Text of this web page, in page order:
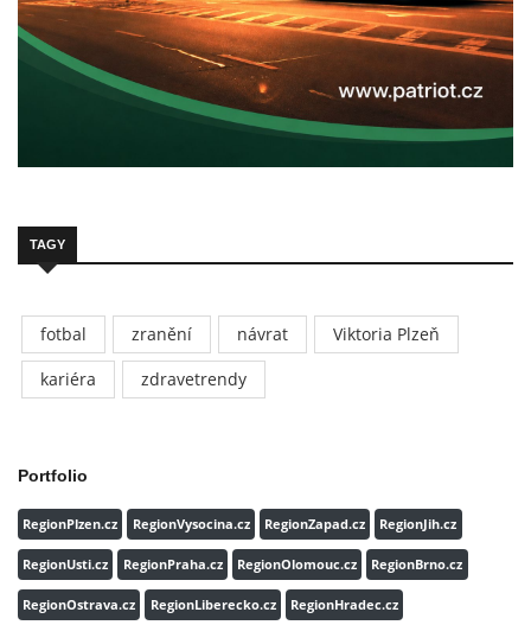
TAGY
fotbal zranění návrat
Viktoria Plzeň
kariéra
zdravetrendy
Portfolio
RegionPlzen.cz RegionVysocina.cz RegionZapad.cz RegionJih.cz
RegionUsti.cz RegionPraha.cz RegionOlomouc.cz RegionBrno.cz
RegionOstrava.cz RegionLiberecko.cz RegionHradec.cz